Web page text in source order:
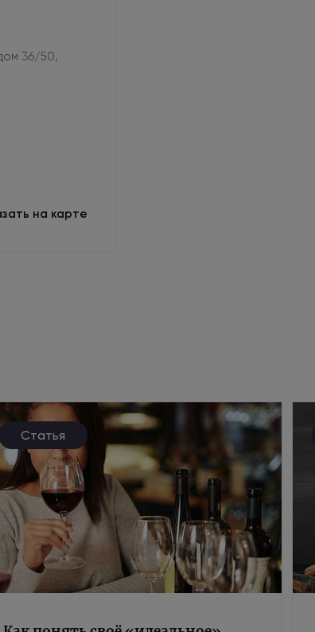
36/50,
на карте
Статья